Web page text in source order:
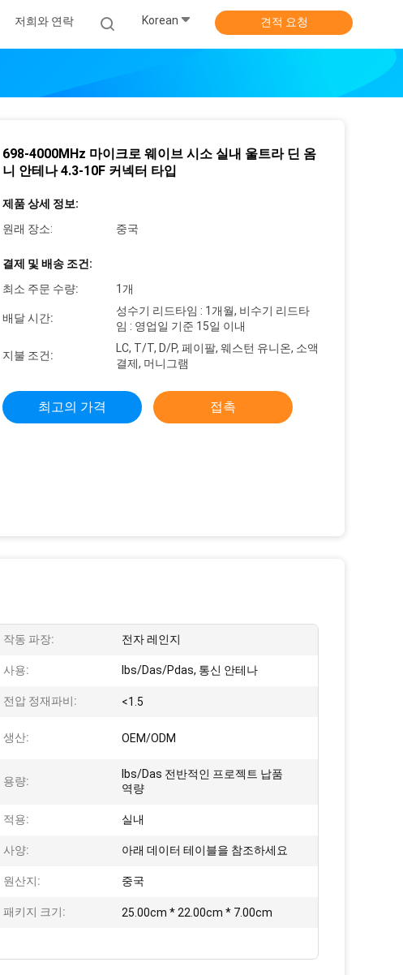
저희와 연락 Korean 견적 요청
698-4000MHz 마이크로 웨이브 시소 실내 울트라 딘 옴
니 안테나 4.3-10F 커넥터 타입
제품 상세 정보:
원래 장소:
중국
결제 및 배송 조건:
최소 주문 수량:
1개
배달 시간:
성수기 리드타임 : 1개월, 비수기 리드타
임 : 영업일 기준 15일 이내
지불 조건:
LC, T/T, D/P, 페이팔, 웨스턴 유니온, 소액
결제, 머니그램
최고의 가격 접촉
작동 파장: 전자 레인지
사용: Ibs/Das/Pdas, 통신 안테나
전압 정재파비: <1.5
생산: OEM/ODM
용량:
Ibs/Das 전반적인 프로젝트 납품
역량
적용: 실내
사양: 아래 데이터 테이블을 참조하세요
원산지: 중국
패키지 크기: 25.00cm * 22.00cm * 7.00cm